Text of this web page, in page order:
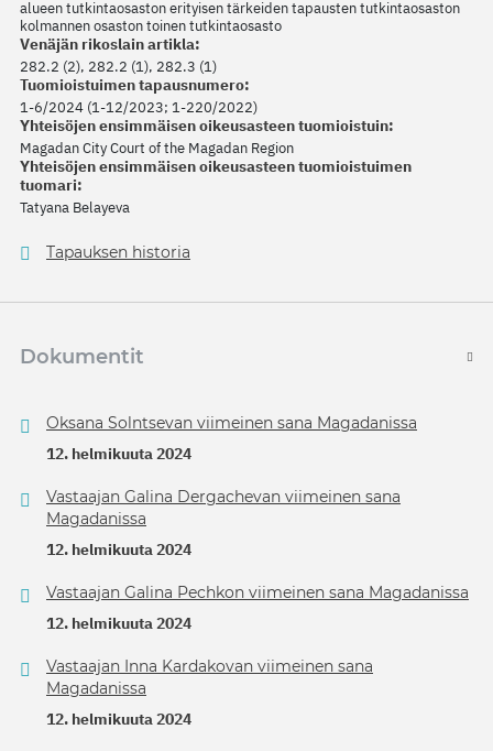
alueen tutkintaosaston erityisen tärkeiden tapausten tutkintaosaston
kolmannen osaston toinen tutkintaosasto
Venäjän rikoslain artikla:
282.2 (2), 282.2 (1), 282.3 (1)
Tuomioistuimen tapausnumero:
1-6/2024 (1-12/2023; 1-220/2022)
Yhteisöjen ensimmäisen oikeusasteen tuomioistuin:
Magadan City Court of the Magadan Region
Yhteisöjen ensimmäisen oikeusasteen tuomioistuimen
tuomari:
Tatyana Belayeva
Tapauksen historia
Dokumentit
Oksana Solntsevan viimeinen sana Magadanissa
12. helmikuuta 2024
Vastaajan Galina Dergachevan viimeinen sana
Magadanissa
12. helmikuuta 2024
Vastaajan Galina Pechkon viimeinen sana Magadanissa
12. helmikuuta 2024
Vastaajan Inna Kardakovan viimeinen sana
Magadanissa
12. helmikuuta 2024